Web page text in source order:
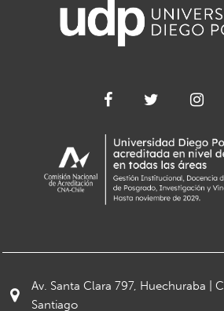
Av. Santa Clara 797, Huechuraba |
Santiago